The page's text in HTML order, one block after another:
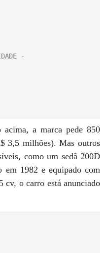
acima, a marca pede 850
3,5 milhões). Mas outros
como um sedã 200D
em 1982 e equipado com
cv, o carro está anunciado